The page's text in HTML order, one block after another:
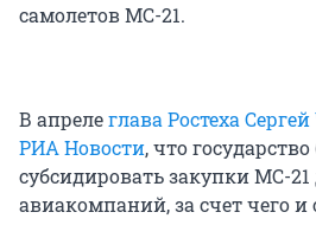
самолетов МС-21.
В апрелеглава Ростеха
РИА Новости, что государство
субсидировать закупки МС-
авиакомпаний, за счет чего и